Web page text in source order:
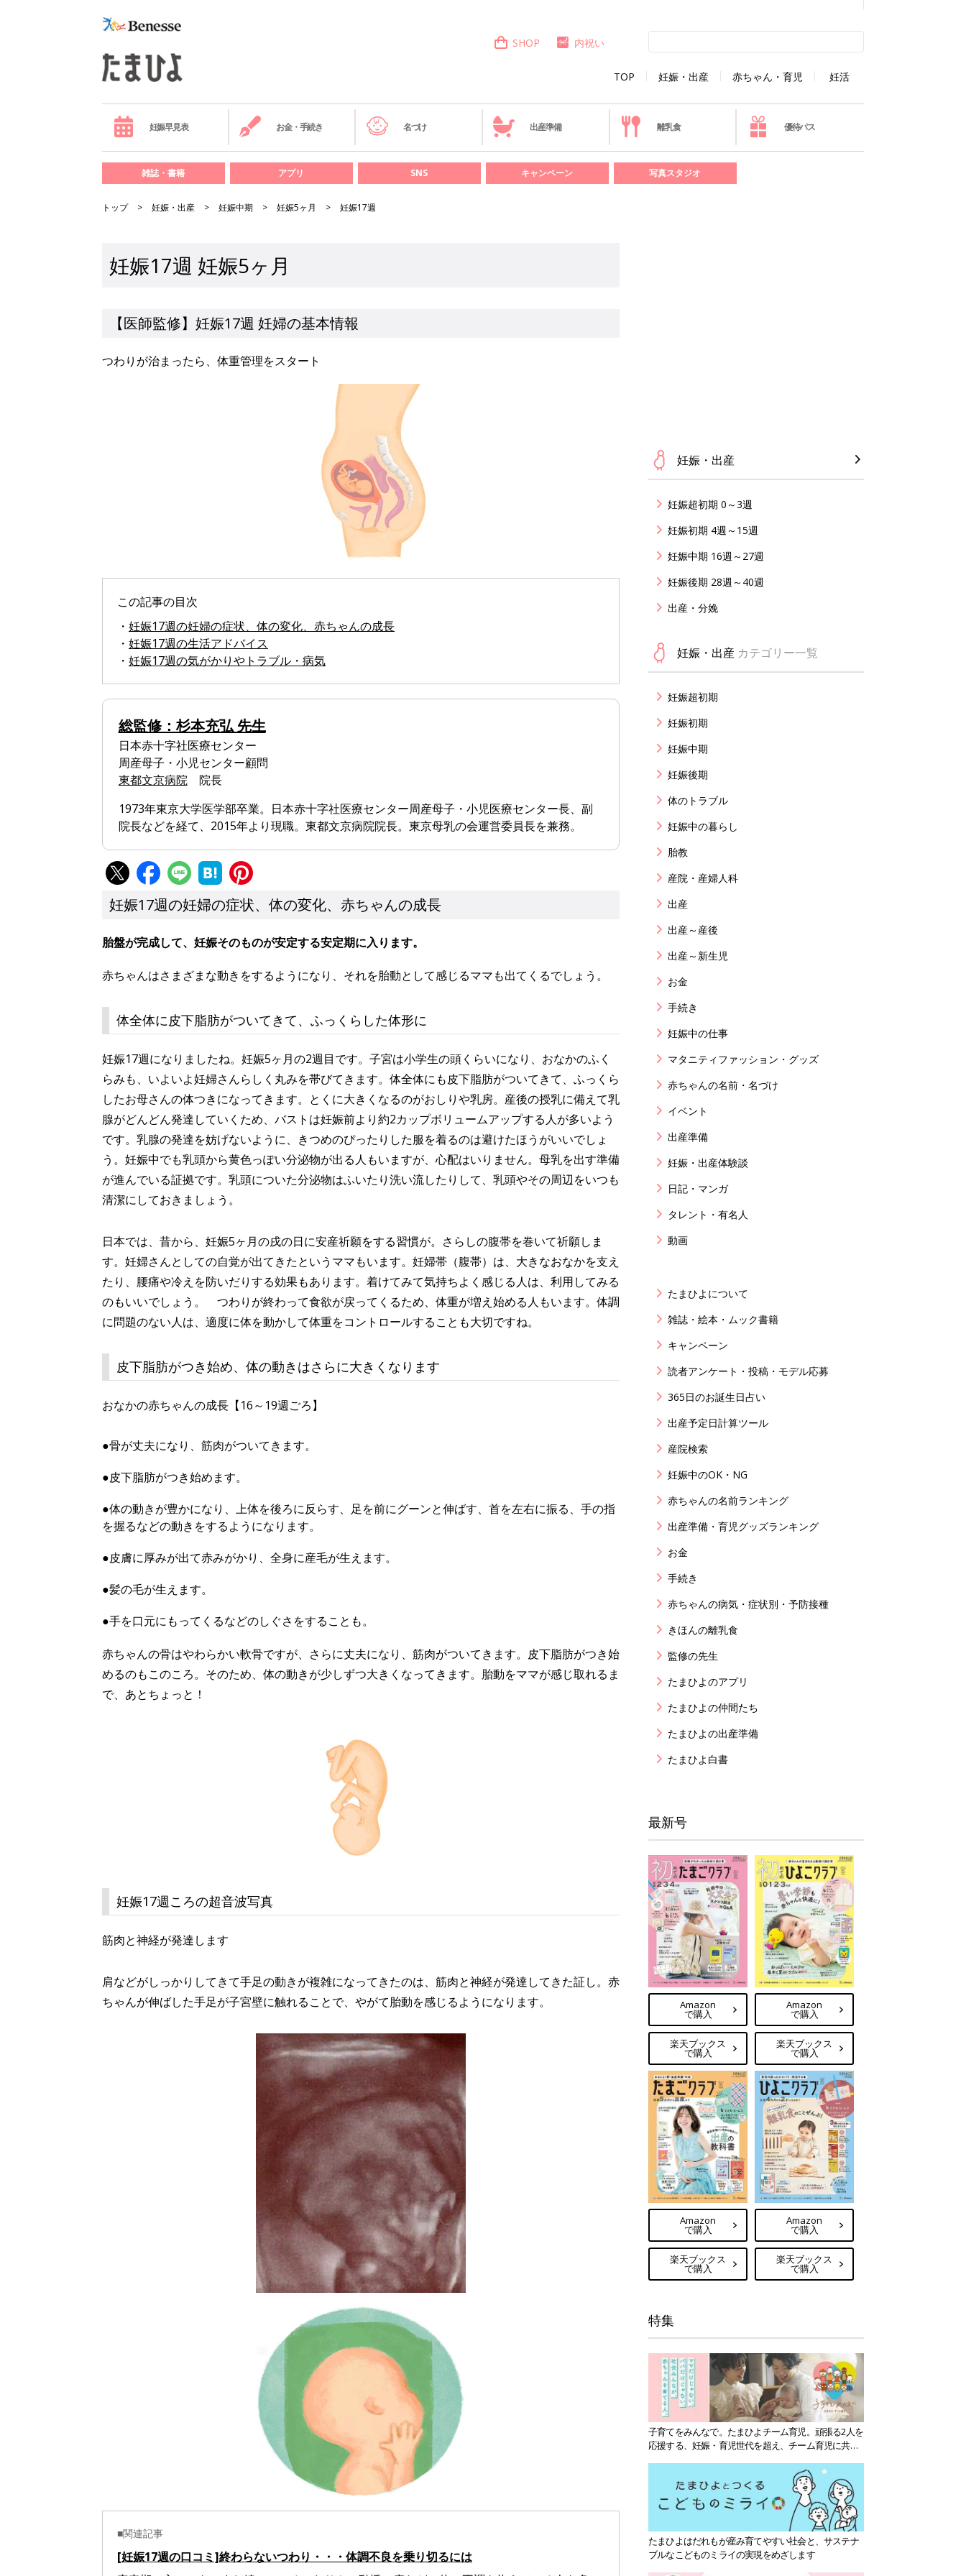
TOP 妊娠・出産 赤ちゃん・育児 妊活
SHOP 内祝い
妊娠早見表 お金・手続き 名づけ 出産準備 離乳食 優待パス
雑誌・書籍 アプリ SNS キャンペーン 写真スタジオ
トップ 妊娠・出産 妊娠中期 妊娠5ヶ月 妊娠17週
妊娠17週 妊娠5ヶ月
【医師監修】妊娠17週 妊婦の基本情報
つわりが治まったら、体重管理をスタート
この記事の目次
・ 妊娠17週の妊婦の症状、体の変化、赤ちゃんの成長
・ 妊娠17週の生活アドバイス
・ 妊娠17週の気がかりやトラブル・病気
総監修：杉本充弘 先生
日本赤十字社医療センター
周産母子・小児センター顧問
東都文京病院院長
1973年東京大学医学部卒業。日本赤十字社医療センター周産母子・小児医療センター長、副
院長などを経て、2015年より現職。東都文京病院院長。東京母乳の会運営委員長を兼務。
妊娠17週の妊婦の症状、体の変化、赤ちゃんの成長
胎盤が完成して、妊娠そのものが安定する安定期に入ります。
赤ちゃんはさまざまな動きをするようになり、それを胎動として感じるママも出てくるでしょう。
体全体に皮下脂肪がついてきて、ふっくらした体形に
妊娠17週になりましたね。妊娠5ヶ月の2週目です。子宮は小学生の頭くらいになり、おなかのふく
らみも、いよいよ妊婦さんらしく丸みを帯びてきます。体全体にも皮下脂肪がついてきて、ふっくら
したお母さんの体つきになってきます。とくに大きくなるのがおしりや乳房。産後の授乳に備えて乳
腺がどんどん発達していくため、バストは妊娠前より約2カップボリュームアップする人が多いよう
です。乳腺の発達を妨げないように、きつめのぴったりした服を着るのは避けたほうがいいでしょ
う。妊娠中でも乳頭から黄色っぽい分泌物が出る人もいますが、心配はいりません。母乳を出す準備
が進んでいる証拠です。乳頭についた分泌物はふいたり洗い流したりして、乳頭やその周辺をいつも
清潔にしておきましょう。
日本では、昔から、妊娠5ヶ月の戌の日に安産祈願をする習慣が。さらしの腹帯を巻いて祈願しま
す。妊婦さんとしての自覚が出てきたというママもいます。妊婦帯（腹帯）は、大きなおなかを支え
たり、腰痛や冷えを防いだりする効果もあります。着けてみて気持ちよく感じる人は、利用してみる
のもいいでしょう。 つわりが終わって食欲が戻ってくるため、体重が増え始める人もいます。体調
に問題のない人は、適度に体を動かして体重をコントロールすることも大切ですね。
皮下脂肪がつき始め、体の動きはさらに大きくなります
おなかの赤ちゃんの成長【16～19週ごろ】
●骨が丈夫になり、筋肉がついてきます。
●皮下脂肪がつき始めます。
●体の動きが豊かになり、上体を後ろに反らす、足を前にグーンと伸ばす、首を左右に振る、手の指
を握るなどの動きをするようになります。
●皮膚に厚みが出て赤みがかり、全身に産毛が生えます。
●髪の毛が生えます。
●手を口元にもってくるなどのしぐさをすることも。
赤ちゃんの骨はやわらかい軟骨ですが、さらに丈夫になり、筋肉がついてきます。皮下脂肪がつき始
めるのもこのころ。そのため、体の動きが少しずつ大きくなってきます。胎動をママが感じ取れるま
で、あとちょっと！
妊娠17週ころの超音波写真
筋肉と神経が発達します
肩などがしっかりしてきて手足の動きが複雑になってきたのは、筋肉と神経が発達してきた証し。赤
ちゃんが伸ばした手足が子宮壁に触れることで、やがて胎動を感じるようになります。
■関連記事
[妊娠17週の口コミ]終わらないつわり・・・体調不良を乗り切るには
妊娠・出産
妊娠超初期 0～3週
妊娠初期 4週～15週
妊娠中期 16週～27週
妊娠後期 28週～40週
出産・分娩
妊娠・出産 カテゴリー一覧
妊娠超初期
妊娠初期
妊娠中期
妊娠後期
体のトラブル
妊娠中の暮らし
胎教
産院・産婦人科
出産
出産～産後
出産～新生児
お金
手続き
妊娠中の仕事
マタニティファッション・グッズ
赤ちゃんの名前・名づけ
イベント
出産準備
妊娠・出産体験談
日記・マンガ
タレント・有名人
動画
たまひよについて
雑誌・絵本・ムック書籍
キャンペーン
読者アンケート・投稿・モデル応募
365日のお誕生日占い
出産予定日計算ツール
産院検索
妊娠中のOK・NG
赤ちゃんの名前ランキング
出産準備・育児グッズランキング
お金
手続き
赤ちゃんの病気・症状別・予防接種
きほんの離乳食
監修の先生
たまひよのアプリ
たまひよの仲間たち
たまひよの出産準備
たまひよ白書
最新号
Amazon
で購入
楽天ブックス
で購入
Amazon
で購入
楽天ブックス
で購入
Amazon
で購入
楽天ブックス
で購入
Amazon
で購入
楽天ブックス
で購入
特集
子育てをみんなで。たまひよチーム育児。頑張る2人を
応援する、妊娠・育児世代を超え、チーム育児に共感
たまひよはだれもが産み育てやすい社会と、サステナ
ブルなこどものミライの実現をめざします